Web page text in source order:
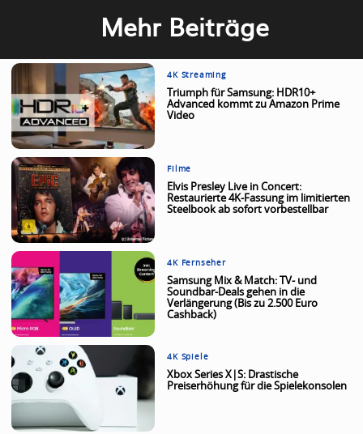
Mehr Beiträge
4K Streaming
Triumph für Samsung: HDR10+
Advanced kommt zu Amazon Prime
Video
Filme
Elvis Presley Live in Concert:
Restaurierte 4K-Fassung im limitierten
Steelbook ab sofort vorbestellbar
4K Fernseher
Samsung Mix & Match: TV- und
Soundbar-Deals gehen in die
Verlängerung (Bis zu 2.500 Euro
Cashback)
4K Spiele
Xbox Series X|S: Drastische
Preiserhöhung für die Spielekonsolen